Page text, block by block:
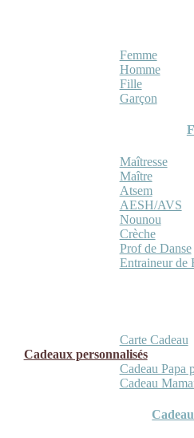
Femme
Homme
Fille
Garçon
Maîtresse
Maître
Atsem
AESH/AVS
Nounou
Crèche
Prof de Danse
Entraineur de
Carte Cadeau
Cadeaux personnalisés
Cadeau Papa
Cadeau